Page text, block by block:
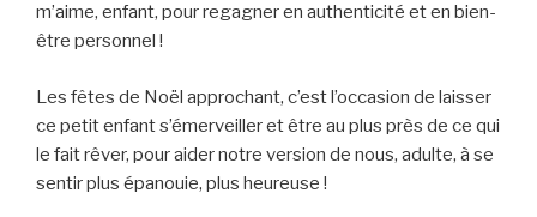
m’aime, enfant, pour regagner en authenticité et en bien-
être personnel !
Les fêtes de Noël approchant, c’est l’occasion de laisser
ce petit enfant s’émerveiller et être au plus près de ce qui
le fait rêver, pour aider notre version de nous, adulte, à se
sentir plus épanouie, plus heureuse !